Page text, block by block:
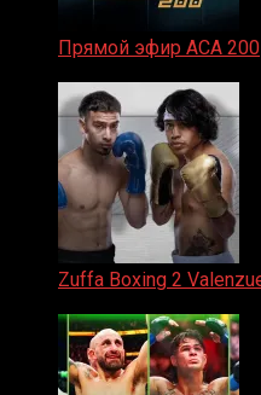
Прямой эфир ACA 200
Zuffa Boxing 2